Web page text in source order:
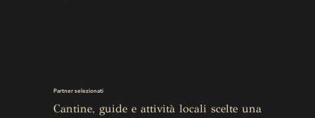
Partner selezionati
Cantine, guide e attività locali scelte una